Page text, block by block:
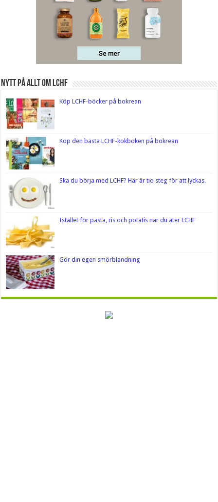
Nytt på Allt om LCHF
Köp LCHF-böcker på bokrean
Köp den bästa LCHF-kokboken på bokrean
Ska du börja med LCHF? Här är tio steg för att lyckas.
Istället för pasta, ris och potatis när du äter LCHF
Gör din egen smörblandning